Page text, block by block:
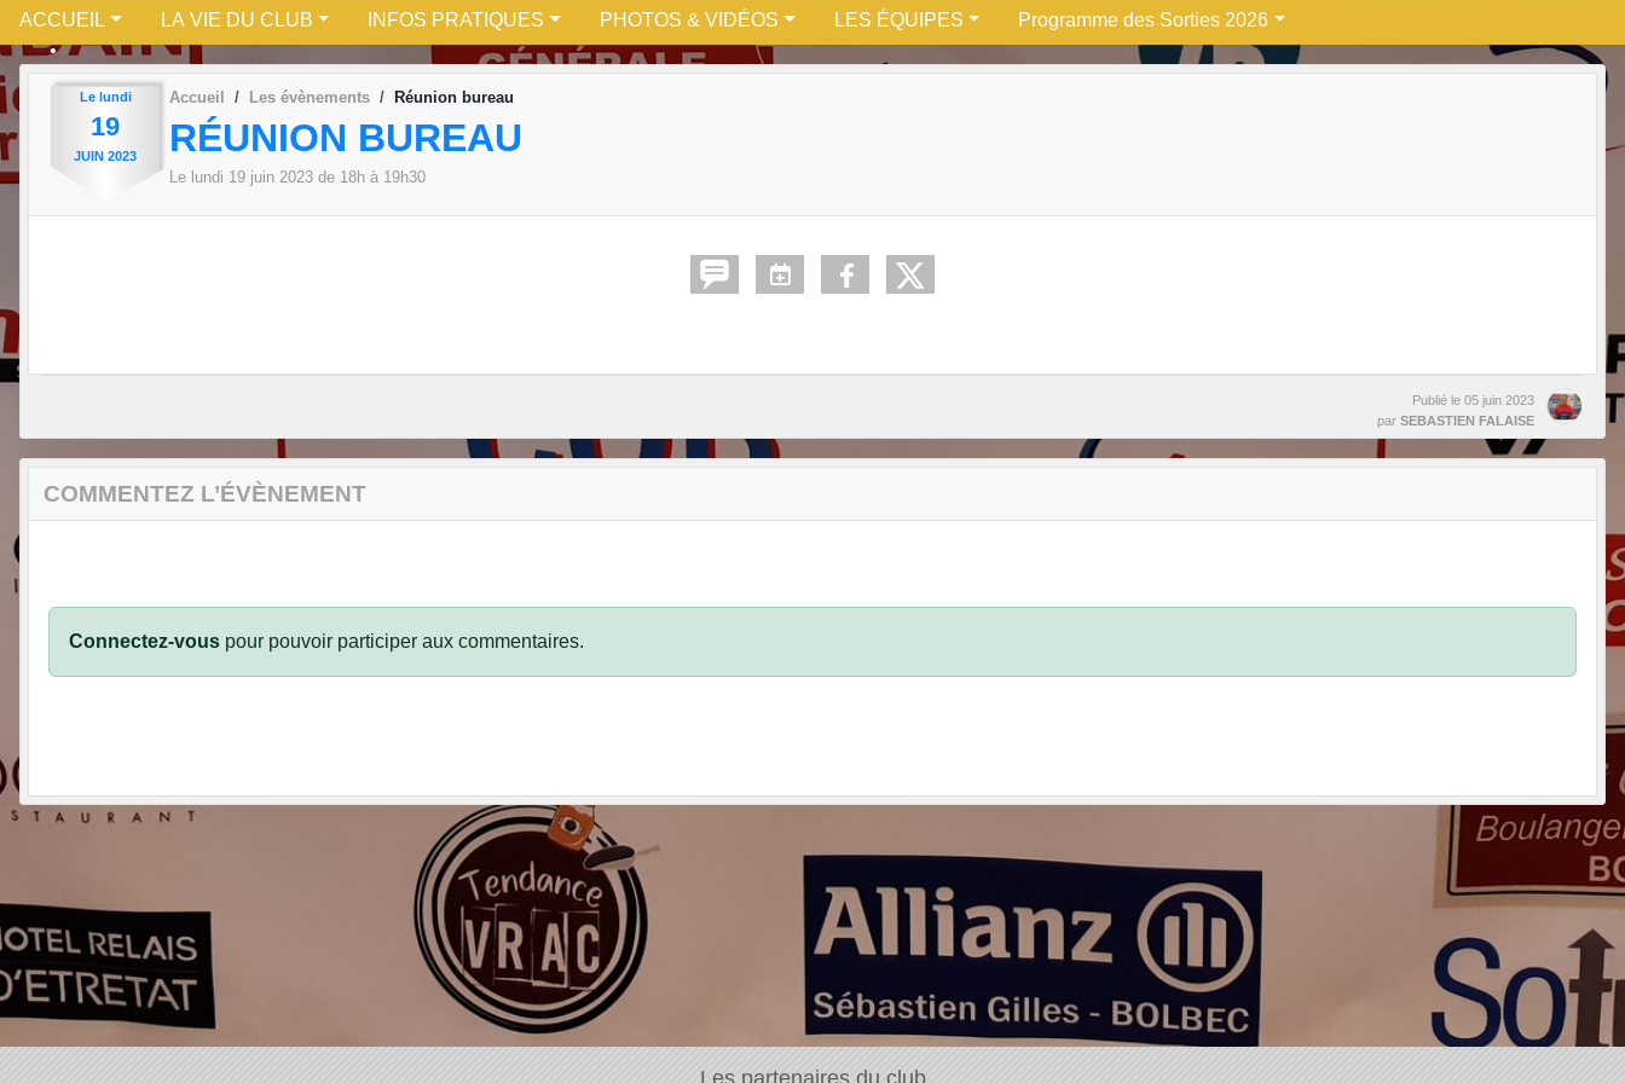
ACCUEIL LA VIE DU CLUB INFOS PRATIQUES PHOTOS & VIDÉOS LES ÉQUIPES Programme des Sorties 2026
Le lundi
19
JUIN 2023
Accueil Les évènements Réunion bureau
RÉUNION BUREAU
Le lundi 19 juin 2023 de 18h à 19h30
Publié le 05 juin 2023
par SEBASTIEN FALAISE
COMMENTEZ L’ÉVÈNEMENT
Connectez-vous pour pouvoir participer aux commentaires.
Les partenaires du club
• •